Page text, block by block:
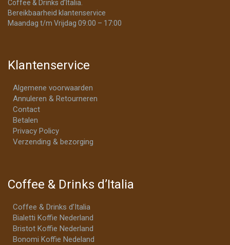
Coffee & Drinks d’Italia.
Bereikbaarheid klantenservice
Maandag t/m Vrijdag 09:00 – 17:00
Klantenservice
Algemene voorwaarden
Annuleren & Retourneren
Contact
Betalen
Privacy Policy
Verzending & bezorging
Coffee & Drinks d’Italia
Coffee & Drinks d’Italia
Bialetti Koffie Nederland
Bristot Koffie Nederland
Bonomi Koffie Nedeland